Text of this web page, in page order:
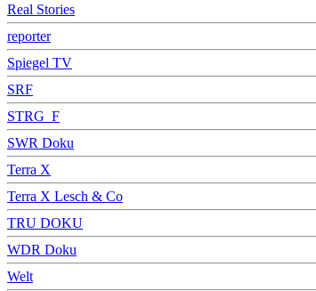
Real Stories
reporter
Spiegel TV
SRF
STRG_F
SWR Doku
Terra X
Terra X Lesch & Co
TRU DOKU
WDR Doku
Welt